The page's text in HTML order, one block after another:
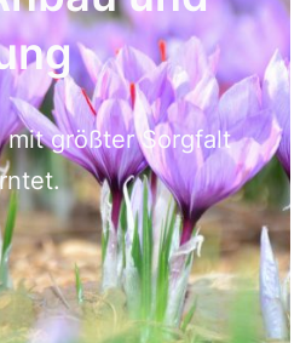
mit größter Sorgfalt